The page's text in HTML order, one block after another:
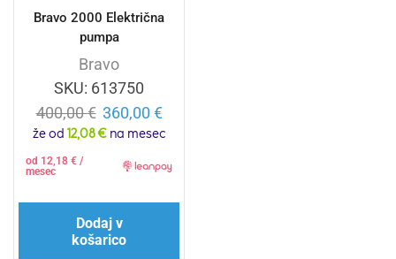
Bravo 2000 Električna
pumpa
Bravo
SKU: 613750
400,00€ 360,00 €
že od 12,08 € na mesec
od 12,18 € /
mesec
Dodaj v
košarico